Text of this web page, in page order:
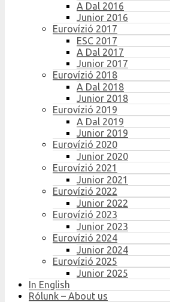
A Dal 2016
Junior 2016
Eurovízió 2017
ESC 2017
A Dal 2017
Junior 2017
Eurovízió 2018
A Dal 2018
Junior 2018
Eurovízió 2019
A Dal 2019
Junior 2019
Eurovízió 2020
Junior 2020
Eurovízió 2021
Junior 2021
Eurovízió 2022
Junior 2022
Eurovízió 2023
Junior 2023
Eurovízió 2024
Junior 2024
Eurovízió 2025
Junior 2025
In English
Rólunk – About us